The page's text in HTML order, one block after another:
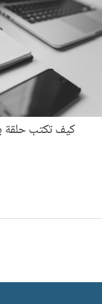
كيف تكتب